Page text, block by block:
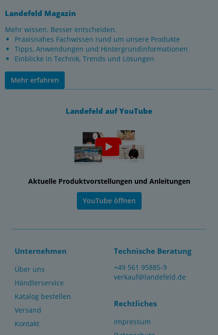
Landefeld Magazin
Mehr wissen. Besser entscheiden.
Praxisnahes Fachwissen rund um unsere Produkte
Tipps, Anwendungen und Hintergrundinformationen
Einblicke in Technik, Trends und Lösungen
Mehr erfahren
Landefeld auf YouTube
Aktuelle Produktvorstellungen und Anleitungen
YouTube öffnen
Unternehmen
Über uns
Händlerservice
Katalog bestellen
Versand
Kontakt
Technische Beratung
+49 561 95885-9
verkauf@landefeld.de
Rechtliches
Impressum